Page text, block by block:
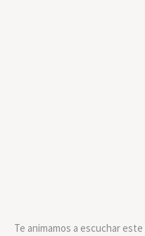
Te animamos a escuchar este